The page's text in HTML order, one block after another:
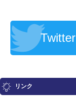
Twitter
リンク